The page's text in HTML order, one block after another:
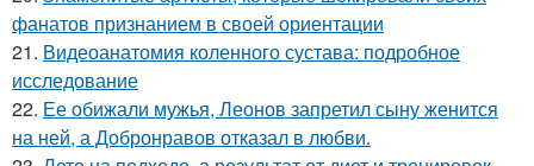
фанатов признанием в своей ориентации
21. Видеоанатомия коленного сустава: подробное
исследование
22. Ее обижали мужья, Леонов запретил сыну женится
на ней, а Добронравов отказал в любви.